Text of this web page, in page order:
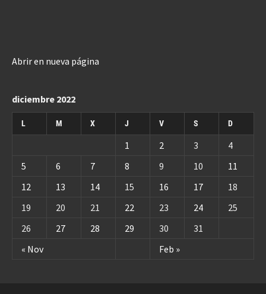
Abrir en nueva página
diciembre 2022
L M X J V S D
« Nov Feb »
1 2 3
4
5
6 7 8 9 10
11
12
13 14 15 16 17
18
19
20 21 22 23 24
25
26
27 28 29 30 31